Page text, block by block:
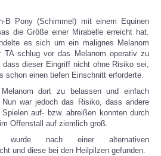
B Pony (Schimmel) mit einem Equinen
die Größe einer Mirabelle erreicht hat.
es sich um ein malignes Melanom
TA schlug vor das Melanom operativ zu
dass dieser Eingriff nicht ohne Risiko sei,
schon einen tiefen Einschnitt erforderte.
dort zu belassen und einfach
war jedoch das Risiko, dass andere
auf- bzw. abreißen konnten durch
Offenstall auf ziemlich groß.
nach einer alternativen
und diese bei den Heilpilzen gefunden.